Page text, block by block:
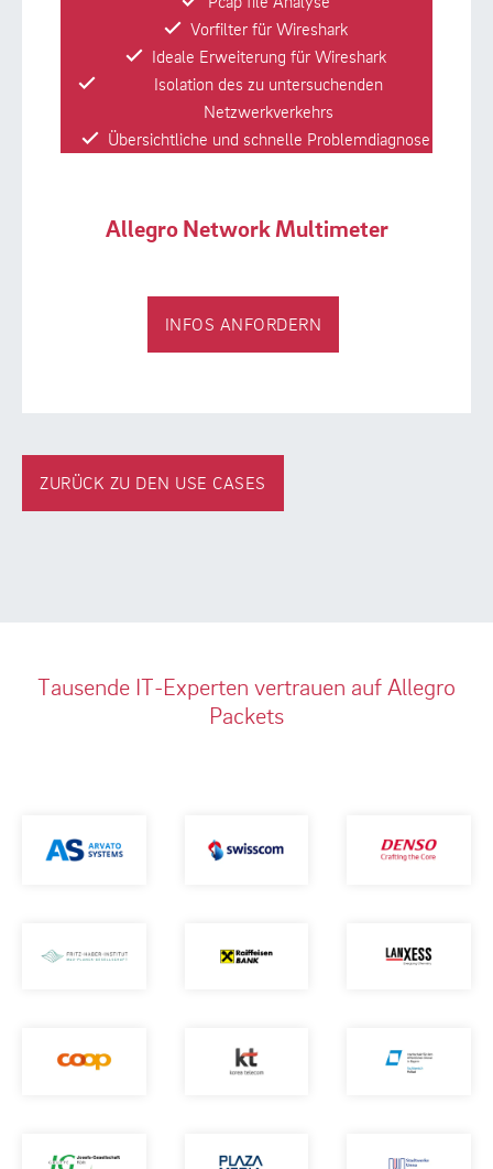
Vorfilter für Wireshark
Ideale Erweiterung für Wireshark
Isolation des zu untersuchenden
Netzwerkverkehrs
Übersichtliche und schnelle Problemdiagnose
Allegro Network Multimeter
INFOS ANFORDERN
ZURÜCK ZU DEN USE CASES
Tausende IT-Experten vertrauen auf Allegro
Packets